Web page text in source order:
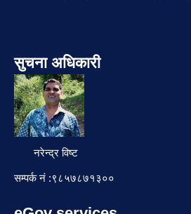
सुचना अधिकारी
नरेन्द्र विष्ट
सम्पर्क नं :९८५७८७१३००